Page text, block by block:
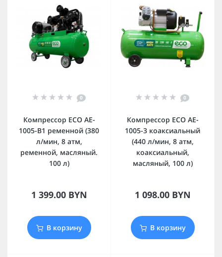
0
Компрессор ECO AE-
1005-B1 ременной (380
л/мин, 8 атм,
ременной, масляный.
100 л)
1 399.00 BYN
В корзину
0
Компрессор ECO AE-
1005-3 коаксиальный
(440 л/мин, 8 атм,
коаксиальный,
масляный, 100 л)
1 098.00 BYN
В корзину